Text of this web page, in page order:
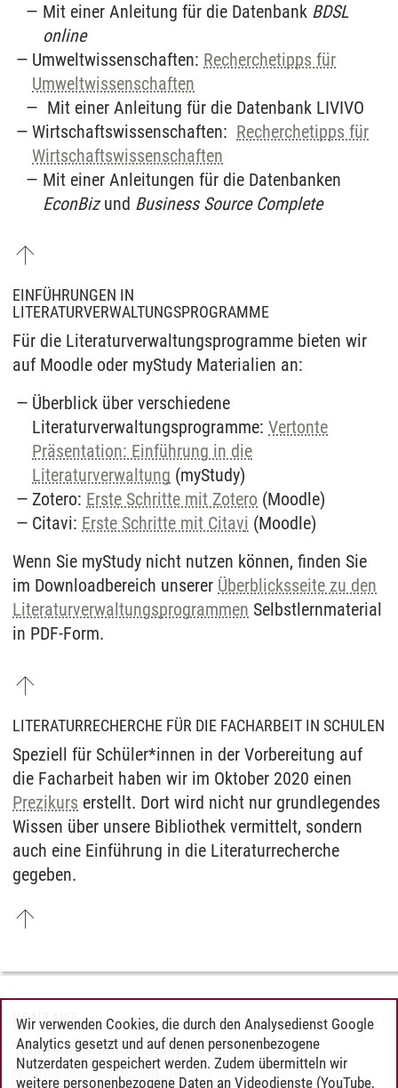
Mit einer Anleitung für die Datenbank BDSL
online
Umweltwissenschaften: Recherchetipps für
Umweltwissenschaften
Mit einer Anleitung für die Datenbank LIVIVO
Wirtschaftswissenschaften: Recherchetipps für
Wirtschaftswissenschaften
Mit einer Anleitungen für die Datenbanken
EconBizund Business Source Complete
EINFÜHRUNGEN IN
LITERATURVERWALTUNGSPROGRAMME
Für die Literaturverwaltungsprogramme bieten wir
auf Moodle oder myStudy Materialien an:
Überblick über verschiedene
Literaturverwaltungsprogramme:Vertonte
Präsentation: Einführung in die
Literaturverwaltung (myStudy)
Zotero: Erste Schritte mit Zotero (Moodle)
Citavi: Erste Schritte mit Citavi (Moodle)
Wenn Sie myStudy nicht nutzen können, finden Sie
im Downloadbereich unserer Überblicksseite zu den
Literaturverwaltungsprogrammen Selbstlernmaterial
in PDF-Form.
LITERATURRECHERCHE FÜR DIE FACHARBEIT IN SCHULEN
Speziell für Schüler*innen in der Vorbereitung auf
die Facharbeit haben wir im Oktober 2020 einen
Prezikurs erstellt. Dort wird nicht nur grundlegendes
Wissen über unsere Bibliothek vermittelt, sondern
auch eine Einführung in die Literaturrecherche
gegeben.
KONTAKT
Team Informationskompetenz
recherche@leuphana.de
Wir verwenden Cookies, die durch den Analysedienst Google
Analytics gesetzt und auf denen personenbezogene
Nutzerdaten gespeichert werden. Zudem übermitteln wir
weitere personenbezogene Daten an Videodienste (YouTube,